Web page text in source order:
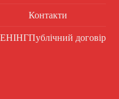
Контакти
Публічний договір